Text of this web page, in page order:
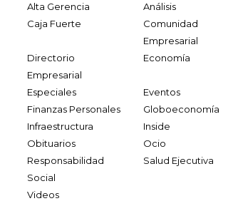
Alta Gerencia
Análisis
Caja Fuerte
Comunidad
Empresarial
Directorio
Empresarial
Economía
Especiales
Eventos
Finanzas Personales
Globoeconomía
Infraestructura
Inside
Obituarios
Ocio
Responsabilidad
Social
Salud Ejecutiva
Videos